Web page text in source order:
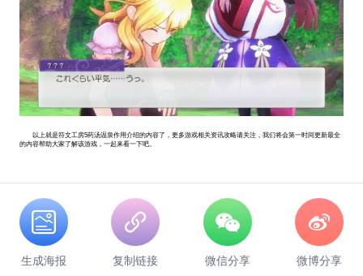
以上就是符文工房5药汤温泉作用介绍的内容了，更多游戏相关资讯攻略请关注，我们将会第一时间更新最全
的内容帮助大家了解该游戏，一起来看一下吧。
生成海报 复制链接 微信分享 微博分享